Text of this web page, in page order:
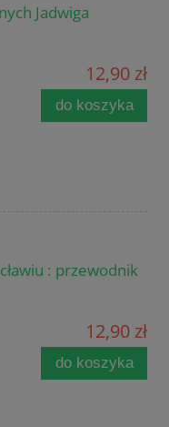
Jadwiga
12,90 zł
do koszyka
: przewodnik
12,90 zł
do koszyka